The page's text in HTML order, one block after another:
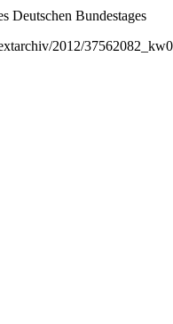
Deutschen Bundestages
2012/